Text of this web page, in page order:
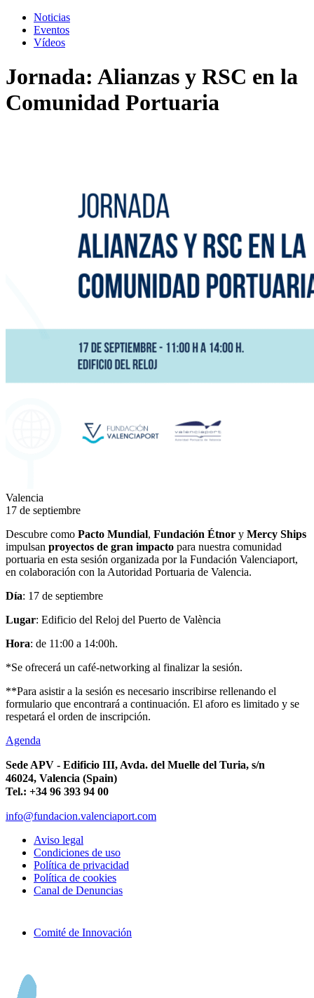
Noticias
Eventos
Vídeos
Jornada: Alianzas y RSC en la
Comunidad Portuaria
Valencia
17 de septiembre
Descubre como Pacto Mundial, Fundación Étnor y Mercy Ships
impulsan proyectos de gran impacto para nuestra comunidad
portuaria en esta sesión organizada por la Fundación Valenciaport,
en colaboración con la Autoridad Portuaria de Valencia.
Día: 17 de septiembre
Lugar: Edificio del Reloj del Puerto de València
Hora: de 11:00 a 14:00h.
*Se ofrecerá un café-networking al finalizar la sesión.
**Para asistir a la sesión es necesario inscribirse rellenando el
formulario que encontrará a continuación. El aforo es limitado y se
respetará el orden de inscripción.
Agenda
Sede APV - Edificio III, Avda. del Muelle del Turia, s/n
46024, Valencia (Spain)
Tel.: +34 96 393 94 00
info@fundacion.valenciaport.com
Aviso legal
Condiciones de uso
Política de privacidad
Política de cookies
Canal de Denuncias
Comité de Innovación